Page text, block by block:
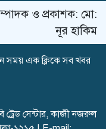
মনোগ্রাফ কর্মশালা অনুষ্ঠিত
ক্যাপশনসহ ভিডিও
ও প্রকাশক: মো:
নূর হাকিম
সময় এক ক্লিকে সব খবর
ট্রেড সেন্টার, কাজী নজরুল